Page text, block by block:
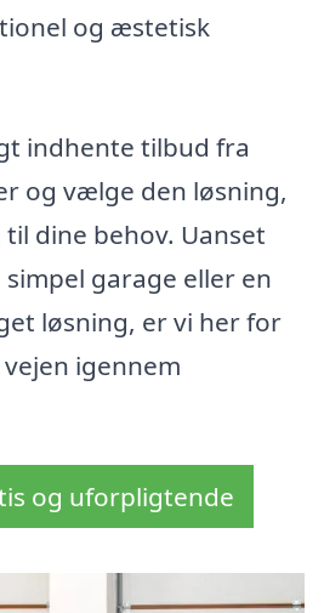
og æstetisk
indhente tilbud fra
og vælge den løsning,
dine behov. Uanset
garage eller en
løsning, er vi her for
igennem
og uforpligtende